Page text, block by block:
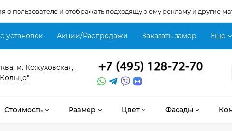
о пользователе и отображать подходящую ему рекламу и другие
установок Акции/Распродажи Заказать замер Еще
м. Кожуховская,
Стоимость Размер Цвет Фасады